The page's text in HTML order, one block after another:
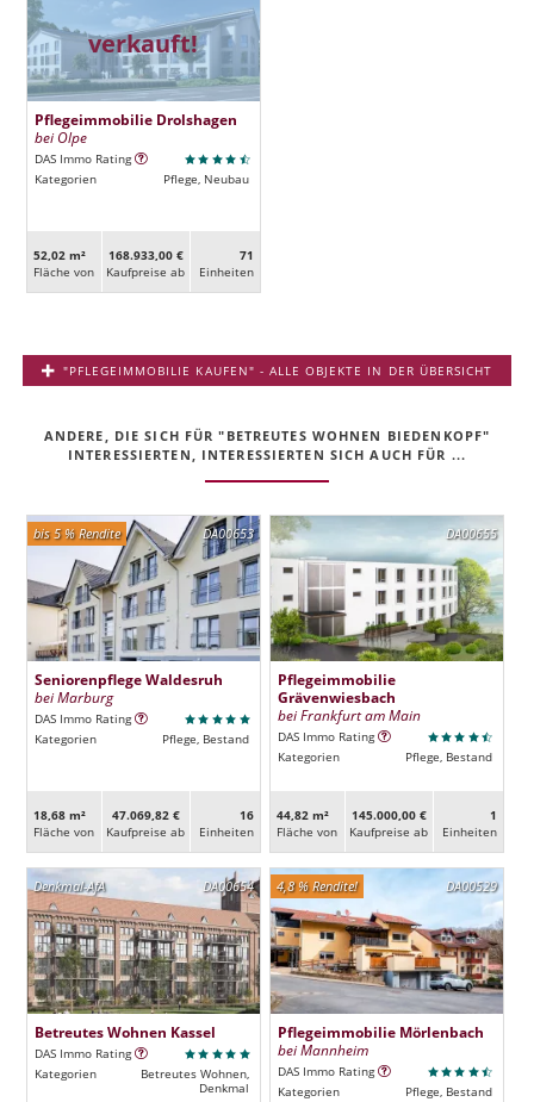
verkauft!
Pflegeimmobilie Drolshagen
bei Olpe
DAS Immo Rating
Kategorien
Pflege, Neubau
52,02 m²
Fläche von
168.933,00 €
Kaufpreise ab
71
Ein­heiten
"PFLEGEIMMOBILIE KAUFEN" - ALLE OBJEKTE IN DER ÜBERSICHT
ANDERE, DIE SICH FÜR "BETREUTES WOHNEN BIEDENKOPF"
INTERESSIERTEN, INTERESSIERTEN SICH AUCH FÜR ...
DA00653
bis 5 % Rendite
Seniorenpflege Waldesruh
bei Marburg
DAS Immo Rating
Kategorien
Pflege, Bestand
18,68 m²
Fläche von
47.069,82 €
Kaufpreise ab
16
Ein­heiten
DA00655
Pflegeimmobilie
Grävenwiesbach
bei Frankfurt am Main
DAS Immo Rating
Kategorien
Pflege, Bestand
44,82 m²
Fläche von
145.000,00 €
Kaufpreise ab
1
Ein­heiten
DA00654
Denkmal-AfA
Betreutes Wohnen Kassel
DAS Immo Rating
Kategorien
Betreutes Wohnen,
Denkmal
DA00529
4,8 % Rendite!
Pflegeimmobilie Mörlenbach
bei Mannheim
DAS Immo Rating
Kategorien
Pflege, Bestand